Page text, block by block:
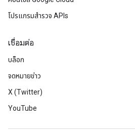
โปรแกรมสำรวจ APIs
เชื่อมต่อ
บล็อก
จดหมายข่าว
X (Twitter)
YouTube